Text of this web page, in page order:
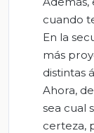
cuando
En la
más
distintas
Ahora,
sea cual
certeza,